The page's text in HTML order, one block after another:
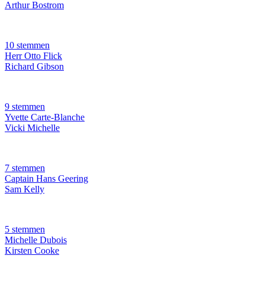
Arthur Bostrom
10 stemmen
Herr Otto Flick
Richard Gibson
9 stemmen
Yvette Carte-Blanche
Vicki Michelle
7 stemmen
Captain Hans Geering
Sam Kelly
5 stemmen
Michelle Dubois
Kirsten Cooke